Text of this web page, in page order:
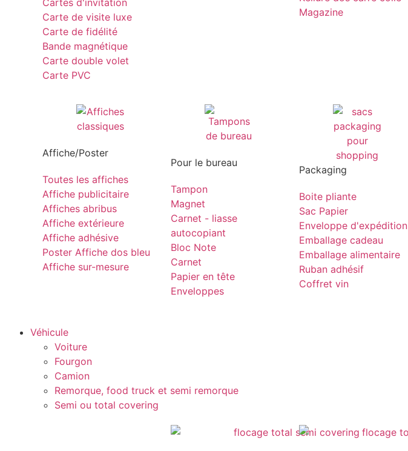
Carte de visite luxe
Carte de fidélité
Bande magnétique
Carte double volet
Carte PVC
Magazine
Affiche/Poster
Toutes les affiches
Affiche publicitaire
Affiches abribus
Affiche extérieure
Affiche adhésive
Poster Affiche dos bleu
Affiche sur-mesure
Pour le bureau
Tampon
Magnet
Carnet - liasse
autocopiant
Bloc Note
Carnet
Papier en tête
Enveloppes
Packaging
Boite pliante
Sac Papier
Enveloppe d'expédition
Emballage cadeau
Emballage alimentaire
Ruban adhésif
Coffret vin
Véhicule
Voiture
Fourgon
Camion
Remorque, food truck et semi remorque
Semi ou total covering